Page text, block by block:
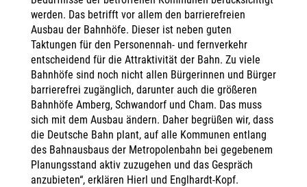
werden. Das betrifft vor allem den barrierefreien
Ausbau der Bahnhöfe. Dieser ist neben guten
Taktungen für den Personennah- und fernverkehr
entscheidend für die Attraktivität der Bahn. Zu viele
Bahnhöfe sind noch nicht allen Bürgerinnen und Bürger
barrierefrei zugänglich, darunter auch die größeren
Bahnhöfe Amberg, Schwandorf und Cham. Das muss
sich mit dem Ausbau ändern. Daher begrüßen wir, dass
die Deutsche Bahn plant, auf alle Kommunen entlang
des Bahnausbaus der Metropolenbahn bei gegebenem
Planungsstand aktiv zuzugehen und das Gespräch
anzubieten“, erklären Hierl und Englhardt-Kopf.